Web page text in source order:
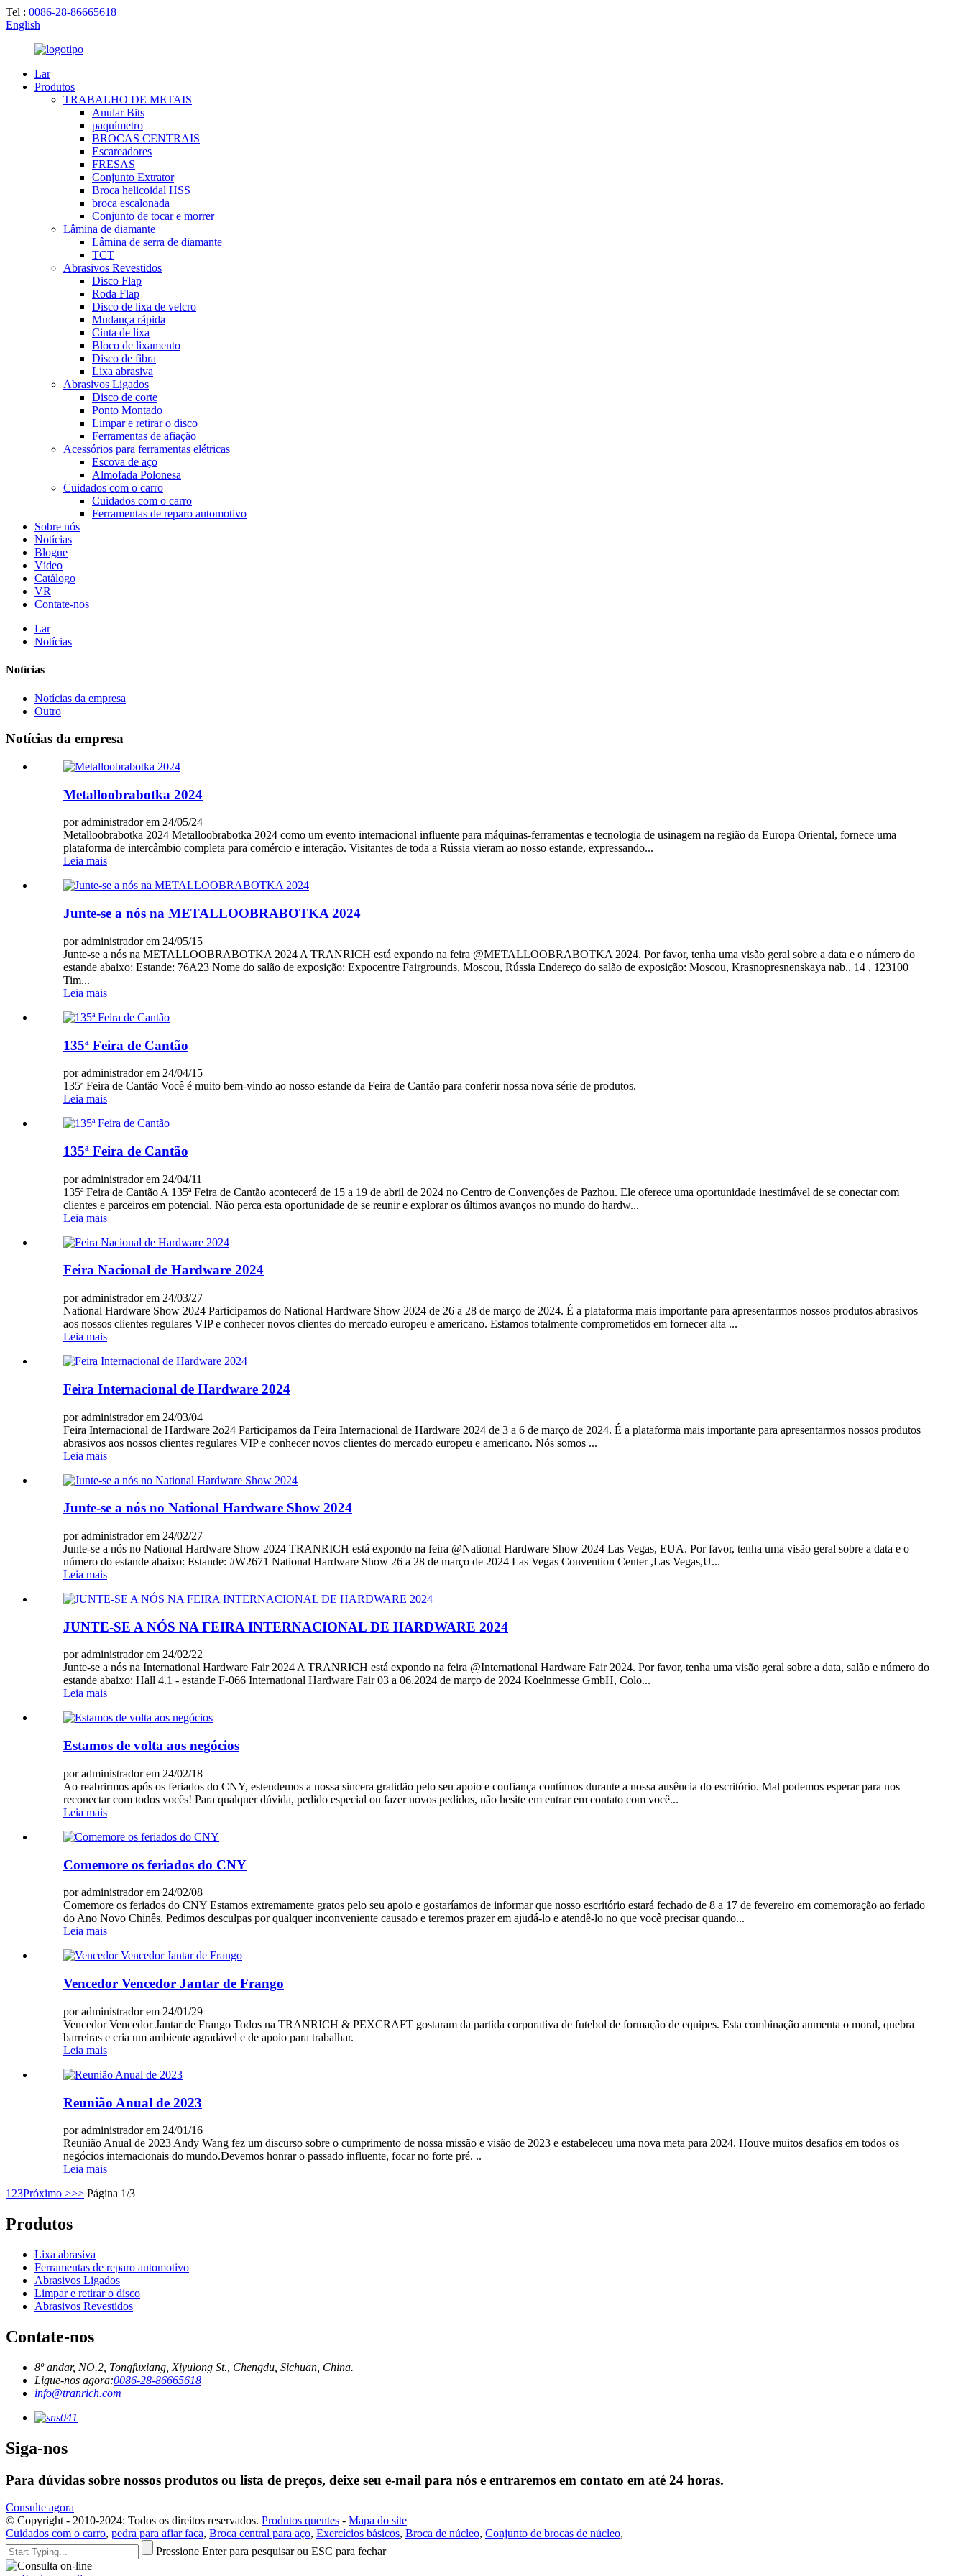
Tel : 0086-28-86665618
English
Lar
Produtos
TRABALHO DE METAIS
Anular Bits
paquímetro
BROCAS CENTRAIS
Escareadores
FRESAS
Conjunto Extrator
Broca helicoidal HSS
broca escalonada
Conjunto de tocar e morrer
Lâmina de diamante
Lâmina de serra de diamante
TCT
Abrasivos Revestidos
Disco Flap
Roda Flap
Disco de lixa de velcro
Mudança rápida
Cinta de lixa
Bloco de lixamento
Disco de fibra
Lixa abrasiva
Abrasivos Ligados
Disco de corte
Ponto Montado
Limpar e retirar o disco
Ferramentas de afiação
Acessórios para ferramentas elétricas
Escova de aço
Almofada Polonesa
Cuidados com o carro
Cuidados com o carro
Ferramentas de reparo automotivo
Sobre nós
Notícias
Blogue
Vídeo
Catálogo
VR
Contate-nos
Lar
Notícias
Notícias
Notícias da empresa
Outro
Notícias da empresa
Metalloobrabotka 2024
por administrador em 24/05/24
Metalloobrabotka 2024 Metalloobrabotka 2024 como um evento internacional influente para máquinas-ferramentas e tecnologia de usinagem na região da Europa Oriental, fornece uma
plataforma de intercâmbio completa para comércio e interação. Visitantes de toda a Rússia vieram ao nosso estande, expressando...
Leia mais
Junte-se a nós na METALLOOBRABOTKA 2024
por administrador em 24/05/15
Junte-se a nós na METALLOOBRABOTKA 2024 A TRANRICH está expondo na feira @METALLOOBRABOTKA 2024. Por favor, tenha uma visão geral sobre a data e o número do
estande abaixo: Estande: 76A23 Nome do salão de exposição: Expocentre Fairgrounds, Moscou, Rússia Endereço do salão de exposição: Moscou, Krasnopresnenskaya nab., 14 , 123100
Tim...
Leia mais
135ª Feira de Cantão
por administrador em 24/04/15
135ª Feira de Cantão Você é muito bem-vindo ao nosso estande da Feira de Cantão para conferir nossa nova série de produtos.
Leia mais
135ª Feira de Cantão
por administrador em 24/04/11
135ª Feira de Cantão A 135ª Feira de Cantão acontecerá de 15 a 19 de abril de 2024 no Centro de Convenções de Pazhou. Ele oferece uma oportunidade inestimável de se conectar com
clientes e parceiros em potencial. Não perca esta oportunidade de se reunir e explorar os últimos avanços no mundo do hardw...
Leia mais
Feira Nacional de Hardware 2024
por administrador em 24/03/27
National Hardware Show 2024 Participamos do National Hardware Show 2024 de 26 a 28 de março de 2024. É a plataforma mais importante para apresentarmos nossos produtos abrasivos
aos nossos clientes regulares VIP e conhecer novos clientes do mercado europeu e americano. Estamos totalmente comprometidos em fornecer alta ...
Leia mais
Feira Internacional de Hardware 2024
por administrador em 24/03/04
Feira Internacional de Hardware 2o24 Participamos da Feira Internacional de Hardware 2024 de 3 a 6 de março de 2024. É a plataforma mais importante para apresentarmos nossos produtos
abrasivos aos nossos clientes regulares VIP e conhecer novos clientes do mercado europeu e americano. Nós somos ...
Leia mais
Junte-se a nós no National Hardware Show 2024
por administrador em 24/02/27
Junte-se a nós no National Hardware Show 2024 TRANRICH está expondo na feira @National Hardware Show 2024 Las Vegas, EUA. Por favor, tenha uma visão geral sobre a data e o
número do estande abaixo: Estande: #W2671 National Hardware Show 26 a 28 de março de 2024 Las Vegas Convention Center ,Las Vegas,U...
Leia mais
JUNTE-SE A NÓS NA FEIRA INTERNACIONAL DE HARDWARE 2024
por administrador em 24/02/22
Junte-se a nós na International Hardware Fair 2024 A TRANRICH está expondo na feira @International Hardware Fair 2024. Por favor, tenha uma visão geral sobre a data, salão e número do
estande abaixo: Hall 4.1 - estande F-066 International Hardware Fair 03 a 06.2024 de março de 2024 Koelnmesse GmbH, Colo...
Leia mais
Estamos de volta aos negócios
por administrador em 24/02/18
Ao reabrirmos após os feriados do CNY, estendemos a nossa sincera gratidão pelo seu apoio e confiança contínuos durante a nossa ausência do escritório. Mal podemos esperar para nos
reconectar com todos vocês! Para qualquer dúvida, pedido especial ou fazer novos pedidos, não hesite em entrar em contato com você...
Leia mais
Comemore os feriados do CNY
por administrador em 24/02/08
Comemore os feriados do CNY Estamos extremamente gratos pelo seu apoio e gostaríamos de informar que nosso escritório estará fechado de 8 a 17 de fevereiro em comemoração ao feriado
do Ano Novo Chinês. Pedimos desculpas por qualquer inconveniente causado e teremos prazer em ajudá-lo e atendê-lo no que você precisar quando...
Leia mais
Vencedor Vencedor Jantar de Frango
por administrador em 24/01/29
Vencedor Vencedor Jantar de Frango Todos na TRANRICH & PEXCRAFT gostaram da partida corporativa de futebol de formação de equipes. Esta combinação aumenta o moral, quebra
barreiras e cria um ambiente agradável e de apoio para trabalhar.
Leia mais
Reunião Anual de 2023
por administrador em 24/01/16
Reunião Anual de 2023 Andy Wang fez um discurso sobre o cumprimento de nossa missão e visão de 2023 e estabeleceu uma nova meta para 2024. Houve muitos desafios em todos os
negócios internacionais do mundo.Devemos honrar o passado influente, focar no forte pré. ..
Leia mais
1 23Próximo >>> Página 1/3
Produtos
Lixa abrasiva
Ferramentas de reparo automotivo
Abrasivos Ligados
Limpar e retirar o disco
Abrasivos Revestidos
Contate-nos
8º andar, NO.2, Tongfuxiang, Xiyulong St., Chengdu, Sichuan, China.
Ligue-nos agora:0086-28-86665618
info@tranrich.com
Siga-nos
Para dúvidas sobre nossos produtos ou lista de preços, deixe seu e-mail para nós e entraremos em contato em até 24 horas.
Consulte agora
© Copyright - 2010-2024: Todos os direitos reservados. Produtos quentes - Mapa do site
Cuidados com o carro, pedra para afiar faca, Broca central para aço, Exercícios básicos, Broca de núcleo, Conjunto de brocas de núcleo,
Pressione Enter para pesquisar ou ESC para fechar